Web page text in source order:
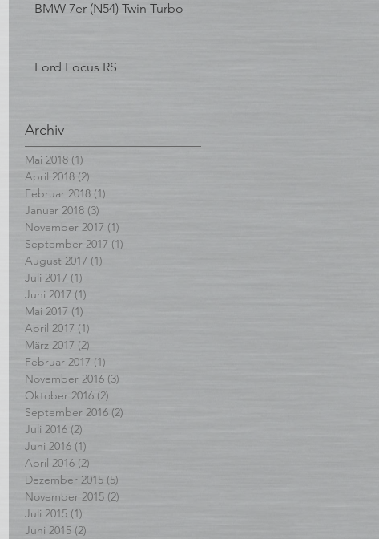
BMW 7er (N54) Twin Turbo
Ford Focus RS
Archiv
Mai 2018 (1)
April 2018 (2)
Februar 2018 (1)
Januar 2018 (3)
November 2017 (1)
September 2017 (1)
August 2017 (1)
Juli 2017 (1)
Juni 2017 (1)
Mai 2017 (1)
April 2017 (1)
März 2017 (2)
Februar 2017 (1)
November 2016 (3)
Oktober 2016 (2)
September 2016 (2)
Juli 2016 (2)
Juni 2016 (1)
April 2016 (2)
Dezember 2015 (5)
November 2015 (2)
Juli 2015 (1)
Juni 2015 (2)